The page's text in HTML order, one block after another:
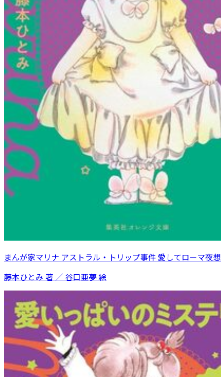
まんが家マリナ アストラル・トリップ事件 愛してローマ夜
藤本ひとみ 著 ／ 谷口亜夢 絵